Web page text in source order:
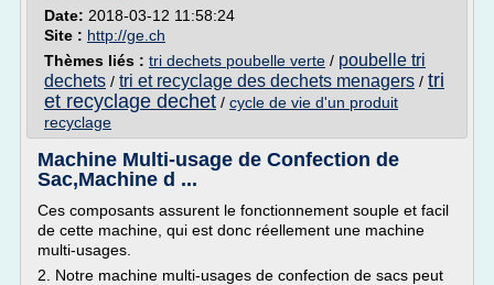
Date: 2018-03-12 11:58:24
Site : http://ge.ch
Thèmes liés : tri dechets poubelle verte / poubelle tri
dechets / tri et recyclage des dechets menagers / tri
et recyclage dechet / cycle de vie d'un produit
recyclage
Machine Multi-usage de Confection de
Sac,Machine d ...
Ces composants assurent le fonctionnement souple et facil
de cette machine, qui est donc réellement une machine
multi-usages.
2. Notre machine multi-usages de confection de sacs peut